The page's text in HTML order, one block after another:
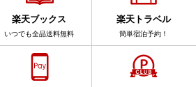
楽天ブックス
いつでも全品送料無料
楽天トラベル
簡単宿泊予約！